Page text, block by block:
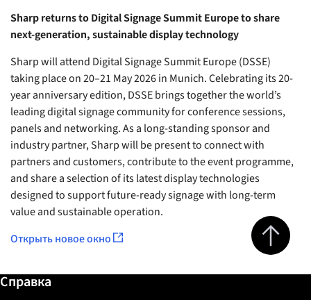
Sharp returns to Digital Signage Summit Europe to share
next-generation, sustainable display technology
Sharp will attend Digital Signage Summit Europe (DSSE)
taking place on 20–21 May 2026 in Munich. Celebrating its 20-
year anniversary edition, DSSE brings together the world’s
leading digital signage community for conference sessions,
panels and networking. As a long-standing sponsor and
industry partner, Sharp will be present to connect with
partners and customers, contribute to the event programme,
and share a selection of its latest display technologies
designed to support future-ready signage with long-term
value and sustainable operation.
Открыть новое окно
Jump to top
Дополнительная информация / Справка
Справка